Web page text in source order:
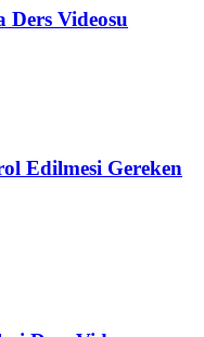
Videosu
Edilmesi Gereken